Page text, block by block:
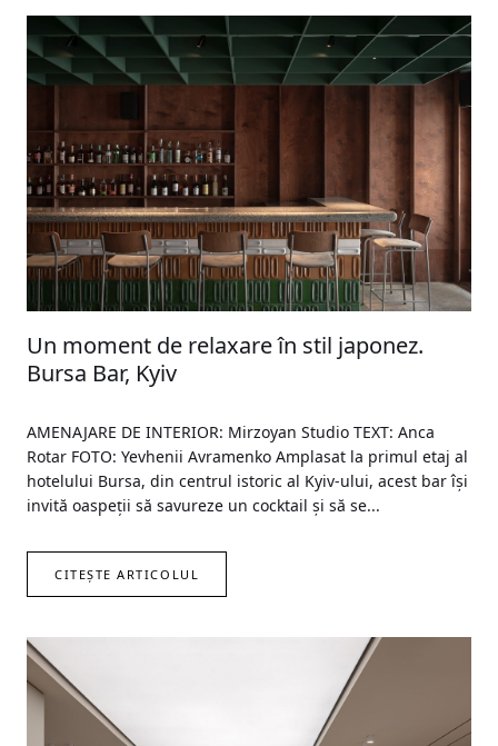
Un moment de relaxare în stil japonez.
Bursa Bar, Kyiv
AMENAJARE DE INTERIOR: Mirzoyan Studio TEXT: Anca
Rotar FOTO: Yevhenii Avramenko Amplasat la primul etaj al
hotelului Bursa, din centrul istoric al Kyiv-ului, acest bar își
invită oaspeții să savureze un cocktail și să se...
CITEȘTE ARTICOLUL